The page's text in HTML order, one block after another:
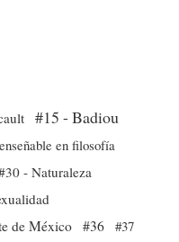
#15 - Badiou
en filosofía
- Naturaleza
de México #36 #37